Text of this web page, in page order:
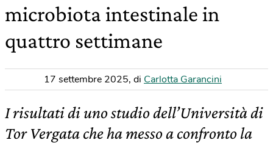
microbiota intestinale in
quattro settimane
17 settembre 2025, di Carlotta Garancini
I risultati di uno studio dell’Università di
Tor Vergata che ha messo a confronto la